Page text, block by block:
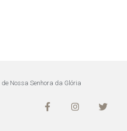
Nossa Senhora da Glória